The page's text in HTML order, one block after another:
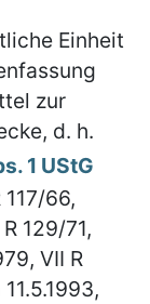
Einheit
zur
d. h.
1 UStG
66,
129/71,
VII R